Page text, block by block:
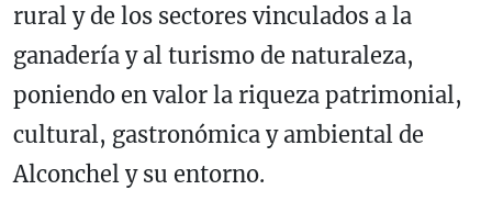
rural y de los sectores vinculados a la
ganadería y al turismo de naturaleza,
poniendo en valor la riqueza patrimonial,
cultural, gastronómica y ambiental de
Alconchel y su entorno.